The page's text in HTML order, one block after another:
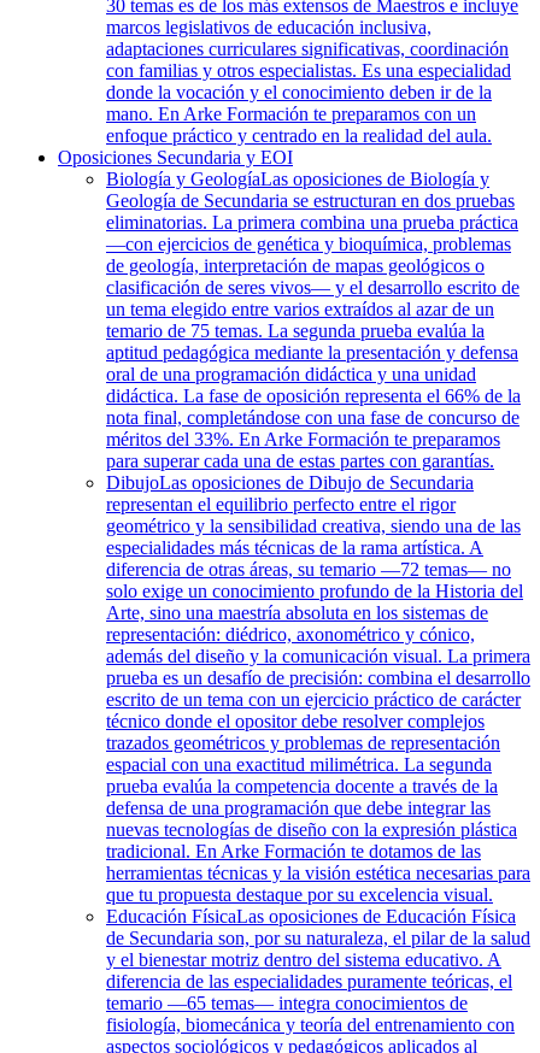
30 temas es de los más extensos de Maestros e incluye
marcos legislativos de educación inclusiva,
adaptaciones curriculares significativas, coordinación
con familias y otros especialistas. Es una especialidad
donde la vocación y el conocimiento deben ir de la
mano. En Arke Formación te preparamos con un
enfoque práctico y centrado en la realidad del aula.
Oposiciones Secundaria y EOI
Biología y GeologíaLas oposiciones de Biología y
Geología de Secundaria se estructuran en dos pruebas
eliminatorias. La primera combina una prueba práctica
—con ejercicios de genética y bioquímica, problemas
de geología, interpretación de mapas geológicos o
clasificación de seres vivos— y el desarrollo escrito de
un tema elegido entre varios extraídos al azar de un
temario de 75 temas. La segunda prueba evalúa la
aptitud pedagógica mediante la presentación y defensa
oral de una programación didáctica y una unidad
didáctica. La fase de oposición representa el 66% de la
nota final, completándose con una fase de concurso de
méritos del 33%. En Arke Formación te preparamos
para superar cada una de estas partes con garantías.
DibujoLas oposiciones de Dibujo de Secundaria
representan el equilibrio perfecto entre el rigor
geométrico y la sensibilidad creativa, siendo una de las
especialidades más técnicas de la rama artística. A
diferencia de otras áreas, su temario —72 temas— no
solo exige un conocimiento profundo de la Historia del
Arte, sino una maestría absoluta en los sistemas de
representación: diédrico, axonométrico y cónico,
además del diseño y la comunicación visual. La primera
prueba es un desafío de precisión: combina el desarrollo
escrito de un tema con un ejercicio práctico de carácter
técnico donde el opositor debe resolver complejos
trazados geométricos y problemas de representación
espacial con una exactitud milimétrica. La segunda
prueba evalúa la competencia docente a través de la
defensa de una programación que debe integrar las
nuevas tecnologías de diseño con la expresión plástica
tradicional. En Arke Formación te dotamos de las
herramientas técnicas y la visión estética necesarias para
que tu propuesta destaque por su excelencia visual.
Educación FísicaLas oposiciones de Educación Física
de Secundaria son, por su naturaleza, el pilar de la salud
y el bienestar motriz dentro del sistema educativo. A
diferencia de las especialidades puramente teóricas, el
temario —65 temas— integra conocimientos de
fisiología, biomecánica y teoría del entrenamiento con
aspectos sociológicos y pedagógicos aplicados al